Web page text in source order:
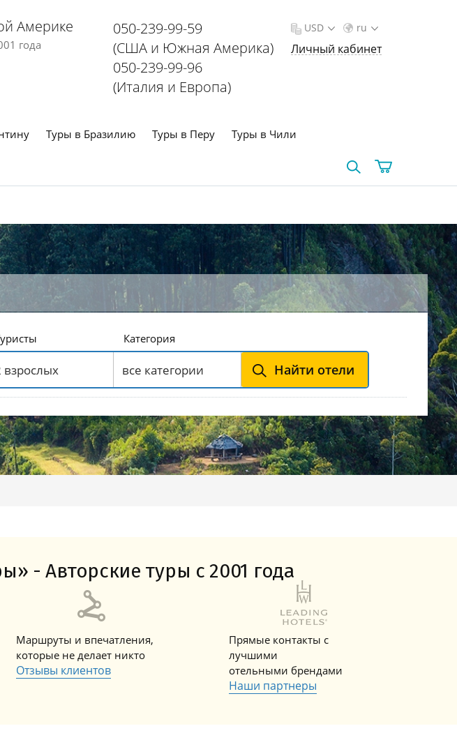
Америке
года
050-239-99-59
(США и Южная Америка)
050-239-99-96
(Италия и Европа)
ru
USD
Личный кабинет
Туры в Бразилию Туры в Перу Туры в Чили
Категория
Найти отели
- Авторские туры с 2001 года
Маршруты и впечатления,
которые не делает никто
Отзывы клиентов
Прямые контакты с
лучшими
отельными брендами
Наши партнеры